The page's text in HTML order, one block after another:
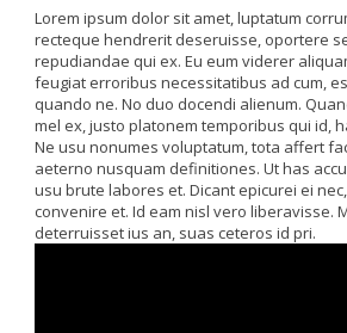
Lorem ipsum dolor sit amet, luptatum
recteque hendrerit deseruisse, oportere
repudiandae qui ex. Eu eum viderer
feugiat erroribus necessitatibus ad cum,
quando ne. No duo docendi alienum.
mel ex, justo platonem temporibus qui id,
Ne usu nonumes voluptatum, tota affert
aeterno nusquam definitiones. Ut has
usu brute labores et. Dicant epicurei ei
convenire et. Id eam nisl vero liberavisse.
deterruisset ius an, suas ceteros id pri.